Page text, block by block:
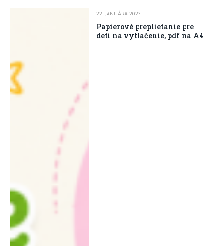
22. JANUÁRA 2023
Papierové preplietanie pre
deti na vytlačenie, pdf na A4